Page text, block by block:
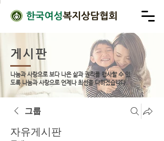
게시판
나눔과 사랑으로 보다 나은 삶과 권리를 행사할 수 있
도록 나눔과 사랑으로 언제나 최선을 다하겠습니다.
그룹
자유게시판